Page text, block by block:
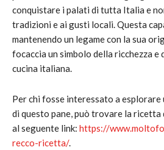
conquistare i palati di tutta Italia e
tradizioni e ai gusti locali. Questa
mantenendo un legame con la sua
focaccia un simbolo della ricchezza e
cucina italiana.
Per chi fosse interessato a
di questo pane, può trovare la ricetta
al seguente link: https://
recco-ricetta/.